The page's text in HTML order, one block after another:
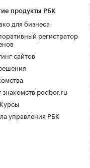
продукты РБК
для бизнеса
регистратор
сайтов
знакомств podbor.ru
управления РБК